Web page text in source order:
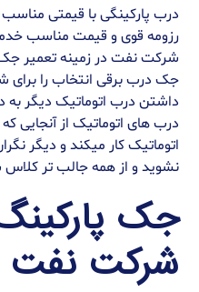
درب پارکینگی با قیمتی
رزومه قوی و قیمت مناسب
شرکت نفت در زمینه تعمیر
جک درب برقی انتخاب را برای
داشتن درب اتوماتیک دیگر
درب های اتوماتیک از
اتوماتیک کار میکند و دیگر
نشوید و از همه جالب تر کلاس
جک
شرکت نفت